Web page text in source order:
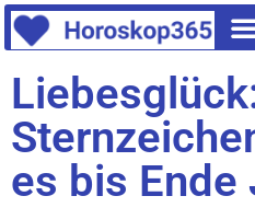
es bis